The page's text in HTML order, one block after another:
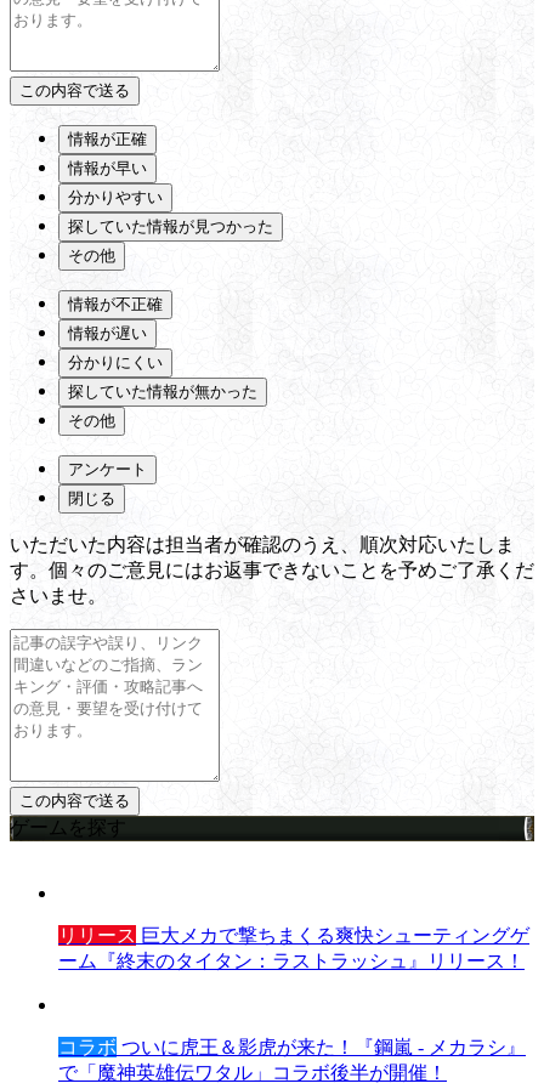
情報が正確
情報が早い
分かりやすい
探していた情報が見つかった
その他
情報が不正確
情報が遅い
分かりにくい
探していた情報が無かった
その他
アンケート
閉じる
いただいた内容は担当者が確認のうえ、順次対応いたしま
す。個々のご意見にはお返事できないことを予めご了承くだ
さいませ。
ゲームを探す
リリース 巨大メカで撃ちまくる爽快シューティングゲ
ーム『終末のタイタン：ラストラッシュ』リリース！
コラボ ついに虎王＆影虎が来た！『鋼嵐 - メカラシ』
で「魔神英雄伝ワタル」コラボ後半が開催！